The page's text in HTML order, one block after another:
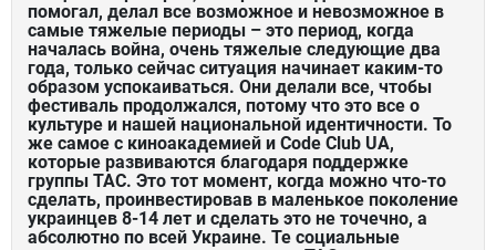
помогал, делал все возможное и невозможное в
самые тяжелые периоды – это период, когда
началась война, очень тяжелые следующие два
года, только сейчас ситуация начинает каким-то
образом успокаиваться. Они делали все, чтобы
фестиваль продолжался, потому что это все о
культуре и нашей национальной идентичности. То
же самое с киноакадемией и Code Club UA,
которые развиваются благодаря поддержке
группы ТАС. Это тот момент, когда можно что-то
сделать, проинвестировав в маленькое поколение
украинцев 8-14 лет и сделать это не точечно, а
абсолютно по всей Украине. Те социальные